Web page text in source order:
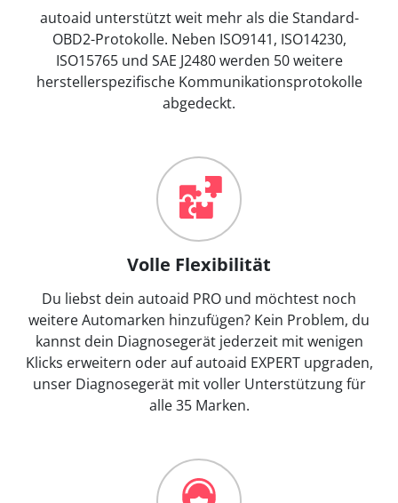
autoaid unterstützt weit mehr als die Standard-
OBD2-Protokolle. Neben ISO9141, ISO14230,
ISO15765 und SAE J2480 werden 50 weitere
herstellerspezifische Kommunikationsprotokolle
abgedeckt.
Volle Flexibilität
Du liebst dein autoaid PRO und möchtest noch
weitere Automarken hinzufügen? Kein Problem, du
kannst dein Diagnosegerät jederzeit mit wenigen
Klicks erweitern oder auf autoaid EXPERT upgraden,
unser Diagnosegerät mit voller Unterstützung für
alle 35 Marken.